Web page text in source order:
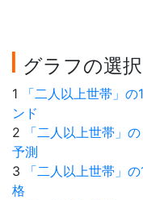
グラフの選択
1
「二人以上世帯」
ンド
2
「二人以上世帯」
予測
3
「二人以上世帯」
格